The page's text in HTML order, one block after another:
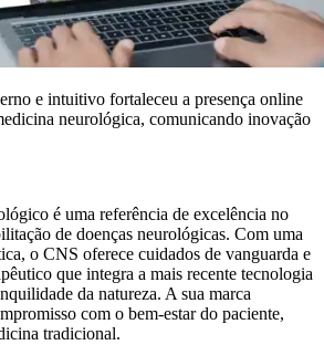
e intuitivo fortaleceu a presença online
neurológica, comunicando inovação
é uma referência de excelência no
de doenças neurológicas. Com uma
o CNS oferece cuidados de vanguarda e
que integra a mais recente tecnologia
da natureza. A sua marca
com o bem-estar do paciente,
tradicional.